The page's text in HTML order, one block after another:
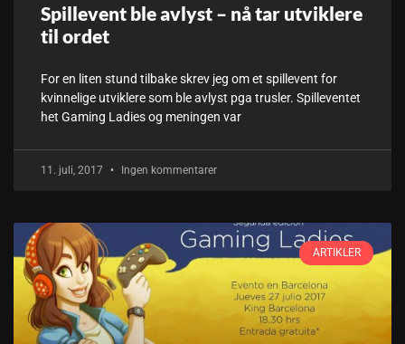
Spillevent ble avlyst – nå tar utviklere
til ordet
For en liten stund tilbake skrev jeg om et spillevent for
kvinnelige utviklere som ble avlyst pga trusler. Spilleventet
het Gaming Ladies og meningen var
11. juli, 2017 Ingen kommentarer
ARTIKLER